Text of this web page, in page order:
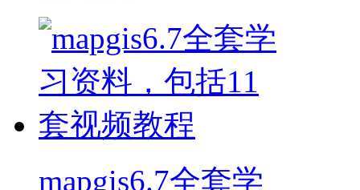
mapgis6.7全套学